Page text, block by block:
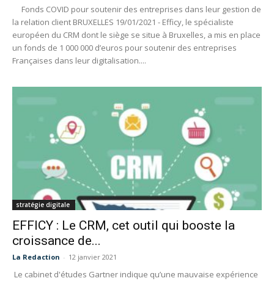
Fonds COVID pour soutenir des entreprises dans leur gestion de
la relation client BRUXELLES 19/01/2021 - Efficy, le spécialiste
européen du CRM dont le siège se situe à Bruxelles, a mis en place
un fonds de 1 000 000 d’euros pour soutenir des entreprises
Françaises dans leur digitalisation....
stratégie digitale
EFFICY : Le CRM, cet outil qui booste la
croissance de...
La Redaction - 12 janvier 2021
Le cabinet d'études Gartner indique qu’une mauvaise expérience